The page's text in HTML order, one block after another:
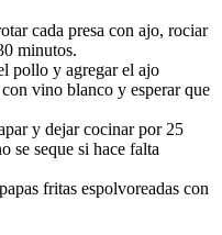
cada presa con ajo, rociar
minutos.
pollo y agregar el ajo
vino blanco y esperar que
y dejar cocinar por 25
se seque si hace falta
fritas espolvoreadas con